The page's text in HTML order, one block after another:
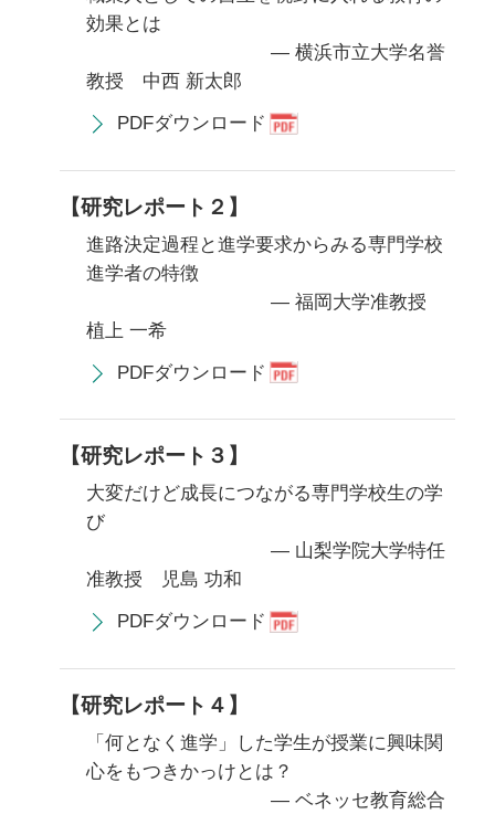
効果とは
— 横浜市立大学名誉
教授 中西 新太郎
PDFダウンロード
【研究レポート２】
進路決定過程と進学要求からみる専門学校
進学者の特徴
— 福岡大学准教授
植上 一希
PDFダウンロード
【研究レポート３】
大変だけど成長につながる専門学校生の学
び
— 山梨学院大学特任
准教授 児島 功和
PDFダウンロード
【研究レポート４】
「何となく進学」した学生が授業に興味関
心をもつきかっけとは？
— ベネッセ教育総合